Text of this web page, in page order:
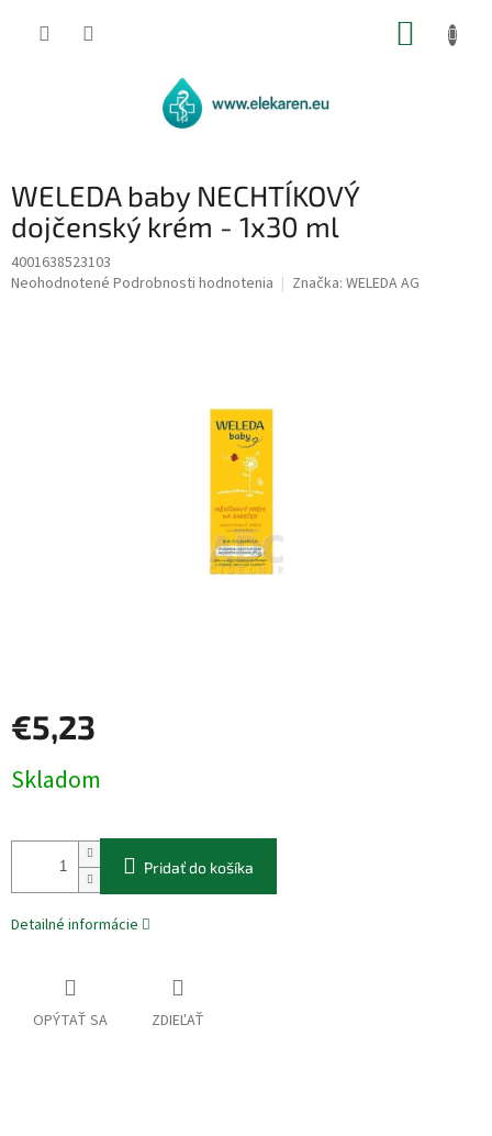
WELEDA baby NECHTÍKOVÝ
dojčenský krém - 1x30 ml
4001638523103
Priemerné
Neohodnotené Podrobnosti hodnotenia Značka: WELEDA AG
€5,23
cena:
Skladom
Pridať do košíka
Detailné informácie
OPÝTAŤ SA ZDIEĽAŤ